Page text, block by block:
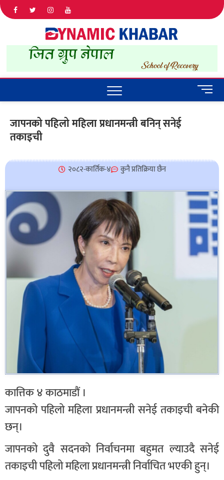
IN NEPAL
M
e
n
जापनको पहिलो महिला प्रधानमन्त्री बनिन् सनेई
तकाइची
२०८२-कार्तिक-४ कुनै प्रतिक्रिया छैन
कात्तिक ४ काठमाडौं ।
जापनको पहिलो महिला प्रधानमन्त्री सनेई तकाइची बनेकी
छन्।
जापनको दुवै सदनको निर्वाचनमा बहुमत ल्याउदै सनेई
तकाइची पहिलो महिला प्रधानमन्त्री निर्वाचित भएकी हुन्।